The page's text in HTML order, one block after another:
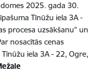
2025. gada 30.
Tīnūžu iela 3A -
procesa uzsākšanu” un
nosacītās cenas
iela 3A - 22, Ogre,